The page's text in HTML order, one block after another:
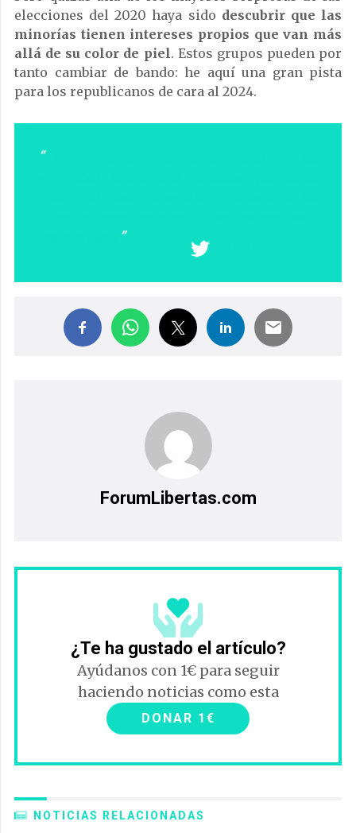
elecciones del 2020 haya sido descubrir que las
minorías tienen intereses propios que van más
allá de su color de piel. Estos grupos pueden por
tanto cambiar de bando: he aquí una gran pista
para los republicanos de cara al 2024.
ForumLibertas.com
¿Te ha gustado el artículo?
Ayúdanos con 1€ para seguir
haciendo noticias como esta
DONAR 1€
NOTICIAS RELACIONADAS